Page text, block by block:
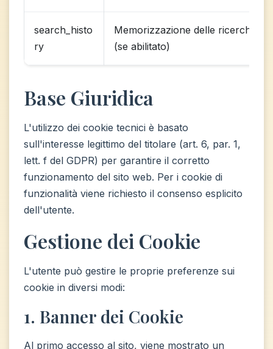
search_histo
ry
Memorizzazione delle ricerche
(se abilitato)
Base Giuridica
L'utilizzo dei cookie tecnici è basato
sull'interesse legittimo del titolare (art. 6, par. 1,
lett. f del GDPR) per garantire il corretto
funzionamento del sito web. Per i cookie di
funzionalità viene richiesto il consenso esplicito
dell'utente.
Gestione dei Cookie
L'utente può gestire le proprie preferenze sui
cookie in diversi modi:
1. Banner dei Cookie
Al primo accesso al sito, viene mostrato un